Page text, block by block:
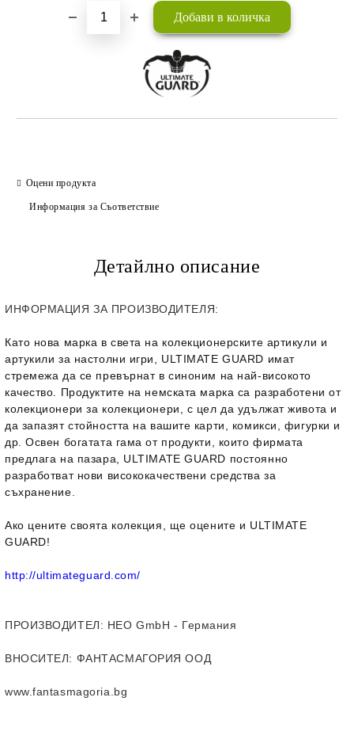
Оцени продукта
Информация за Съответствие
Детайлно описание
ИНФОРМАЦИЯ ЗА ПРОИЗВОДИТЕЛЯ:
Като нова марка в света на колекционерските артикули и
артукили за настолни игри, ULTIMATE GUARD имат
стремежа да се превърнат в синоним на най-високото
качество. Продуктите на немската марка са разработени от
колекционери за колекционери, с цел да удължат живота и
да запазят стойността на вашите карти, комикси, фигурки и
др. Освен богатата гама от продукти, които фирмата
предлага на пазара, ULTIMATE GUARD постоянно
разработват нови висококачествени средства за
съхранение.
Ако цените своята колекция, ще оцените и ULTIMATE
GUARD!
http://ultimateguard.com/
ПРОИЗВОДИТЕЛ: HEO GmbH - Германия
ВНОСИТЕЛ: ФАНТАСМАГОРИЯ ООД
www.fantasmagoria.bg